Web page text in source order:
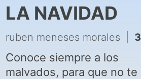
LA NAVIDAD
ruben meneses morales 3 - Fábula El lobo y La cabra
Conoce siempre a los
malvados, para que no te